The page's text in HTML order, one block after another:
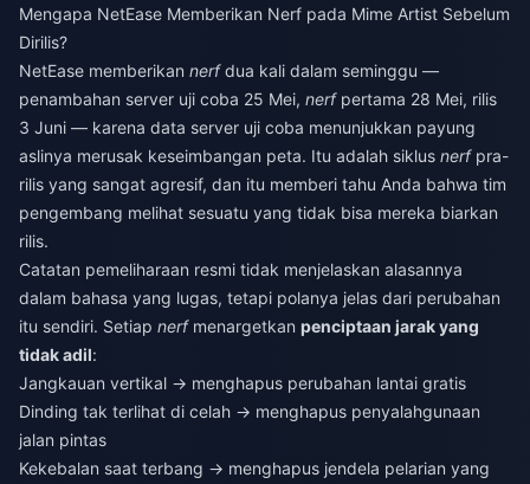
Mengapa NetEase Memberikan Nerf pada Mime Artist Sebelum
Dirilis?
NetEase memberikan nerfdua kali dalam seminggu —
penambahan server uji coba 25 Mei, nerfpertama 28 Mei, rilis
3 Juni — karena data server uji coba menunjukkan payung
aslinya merusak keseimbangan peta. Itu adalah siklus nerfpra-
rilis yang sangat agresif, dan itu memberi tahu Anda bahwa tim
pengembang melihat sesuatu yang tidak bisa mereka biarkan
rilis.
Catatan pemeliharaan resmi tidak menjelaskan alasannya
dalam bahasa yang lugas, tetapi polanya jelas dari perubahan
itu sendiri. Setiap nerfmenargetkan penciptaan jarak yang
tidak adil:
Jangkauan vertikal → menghapus perubahan lantai gratis
Dinding tak terlihat di celah → menghapus penyalahgunaan
jalan pintas
Kekebalan saat terbang → menghapus jendela pelarian yang